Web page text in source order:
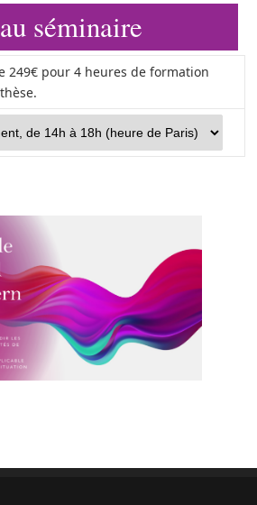
séminaire
249€ pour 4 heures de formation